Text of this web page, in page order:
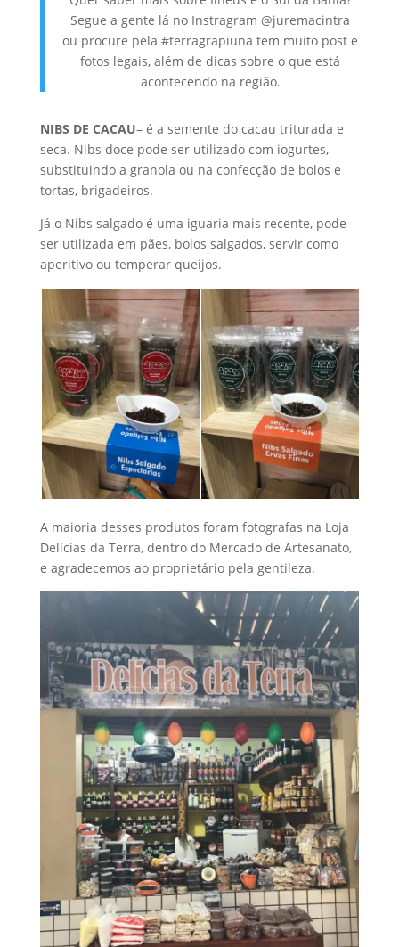
Segue a gente lá no Instragram @juremacintra
ou procure pela #terragrapiuna tem muito post e
fotos legais, além de dicas sobre o que está
acontecendo na região.
NIBS DE CACAU– é a semente do cacau triturada e
seca. Nibs doce pode ser utilizado com iogurtes,
substituindo a granola ou na confecção de bolos e
tortas, brigadeiros.
Já o Nibs salgado é uma iguaria mais recente, pode
ser utilizada em pães, bolos salgados, servir como
aperitivo ou temperar queijos.
A maioria desses produtos foram fotografas na Loja
Delícias da Terra, dentro do Mercado de Artesanato,
e agradecemos ao proprietário pela gentileza.